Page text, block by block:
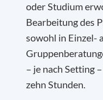
oder Studium
Bearbeitung des
sowohl in Einzel-
– je nach Setting
zehn Stunden.